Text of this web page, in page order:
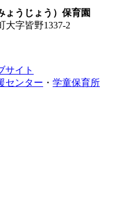
うじょう）保育園
大字皆野1337-2
サイト
センター ・ 学童保育所